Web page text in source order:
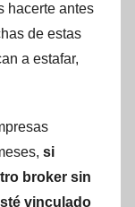
hacerte antes
de estas
a estafar,
si
broker sin
vinculado